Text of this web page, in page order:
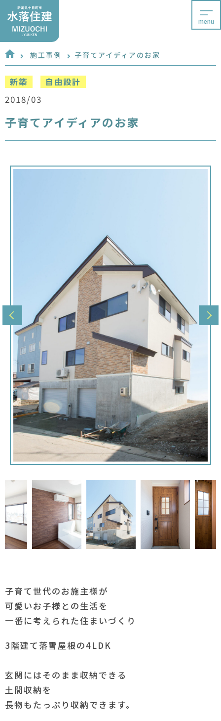
menu
施工事例 子育てアイディアのお家
新築 自由設計
2018/03
子育てアイディアのお家
子育て世代のお施主様が
可愛いお子様との生活を
一番に考えられた住まいづくり
3階建て落雪屋根の4LDK
玄関にはそのまま収納できる
土間収納を
長物もたっぷり収納できます。